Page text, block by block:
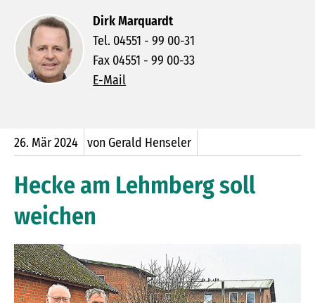
Dirk Marquardt
Tel. 04551 - 99 00-31
Fax 04551 - 99 00-33
E-Mail
26. Mär2024 von Gerald Henseler
Hecke am Lehmberg soll
weichen